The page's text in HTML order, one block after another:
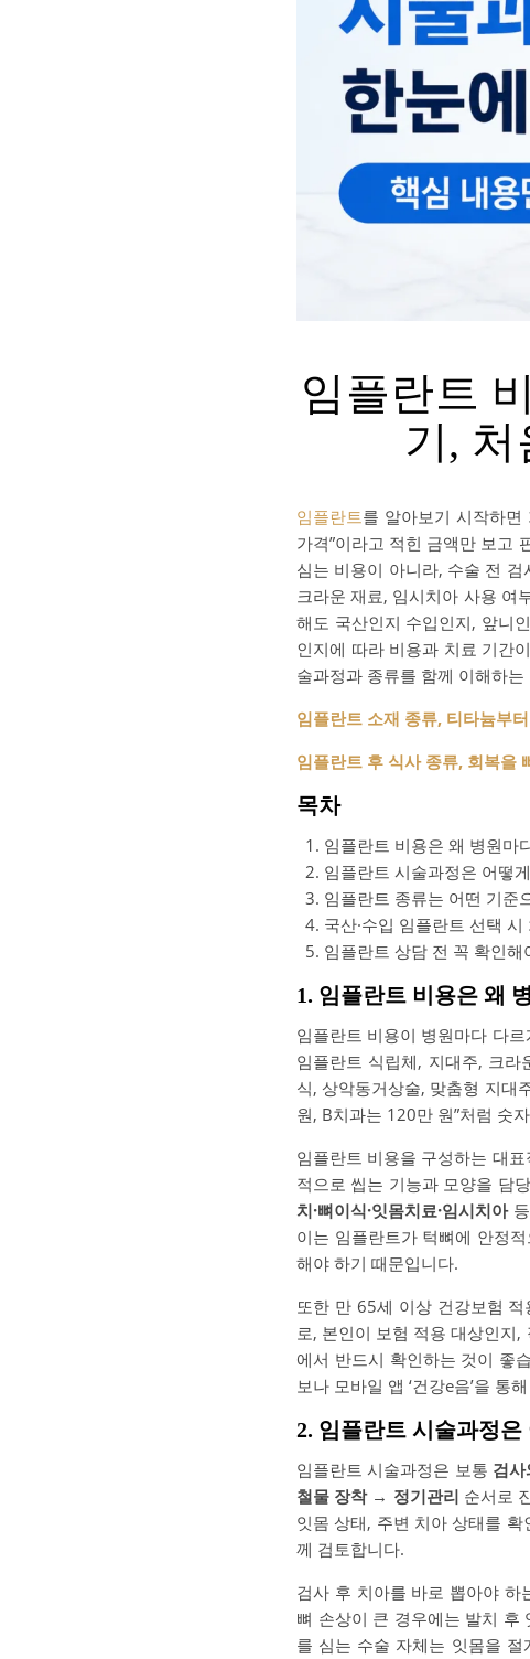
임플란트
기,
임플란트를 알아보기 시작하면
가격”이라고 적힌 금액만 보고
심는 비용이 아니라, 수술 전
크라운 재료, 임시치아 사용 여
해도 국산인지 수입인지, 앞니
인지에 따라 비용과 치료 기간
술과정과 종류를 함께 이해하
임플란트 소재 종류, 티타늄부
임플란트 후 식사 종류, 회복을
목차
임플란트 비용은 왜 병원마
임플란트 시술과정은 어떻
임플란트 종류는 어떤 기준
국산·수입 임플란트 선택 시
임플란트 상담 전 꼭 확인해
1. 임플란트 비용은 왜
임플란트 비용이 병원마다 다
임플란트 식립체, 지대주, 크
식, 상악동거상술, 맞춤형 지대
원, B치과는 120만 원”처럼 숫
임플란트 비용을 구성하는 대
적으로 씹는 기능과 모양을 담
치·뼈이식·잇몸치료·임시치아등
이는 임플란트가 턱뼈에 안정
해야 하기 때문입니다.
또한 만 65세 이상 건강보험
로, 본인이 보험 적용 대상인지
에서 반드시 확인하는 것이 좋
보나 모바일 앱 ‘건강e음’을 통
2. 임플란트 시술과정은
임플란트 시술과정은 보통 검
철물 장착 → 정기관리 순서로
잇몸 상태, 주변 치아 상태를
께 검토합니다.
검사 후 치아를 바로 뽑아야 하
뼈 손상이 큰 경우에는 발치 후
를 심는 수술 자체는 잇몸을